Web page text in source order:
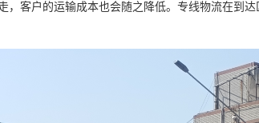
，客户的运输成本也会随之降低。专线物流在到